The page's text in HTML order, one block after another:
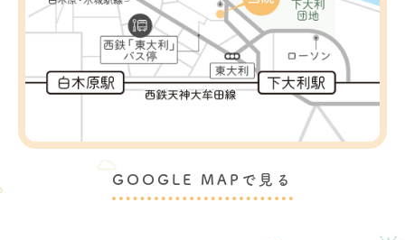
GOOGLE MAPで見る